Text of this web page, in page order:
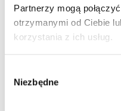
Partnerzy mogą
otrzymanymi od Ciebie
korzystania z ich usług.
zgody
Niezbędne
wykłady online i
archiwum wykładów
kontakt z